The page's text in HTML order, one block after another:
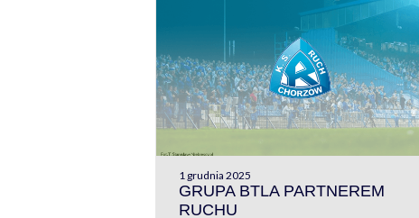
1 grudnia 2025
GRUPA BTLA PARTNEREM
RUCHU